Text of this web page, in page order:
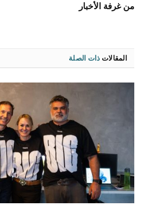
من غرفة الأخبار
المقالات ذات الصلة